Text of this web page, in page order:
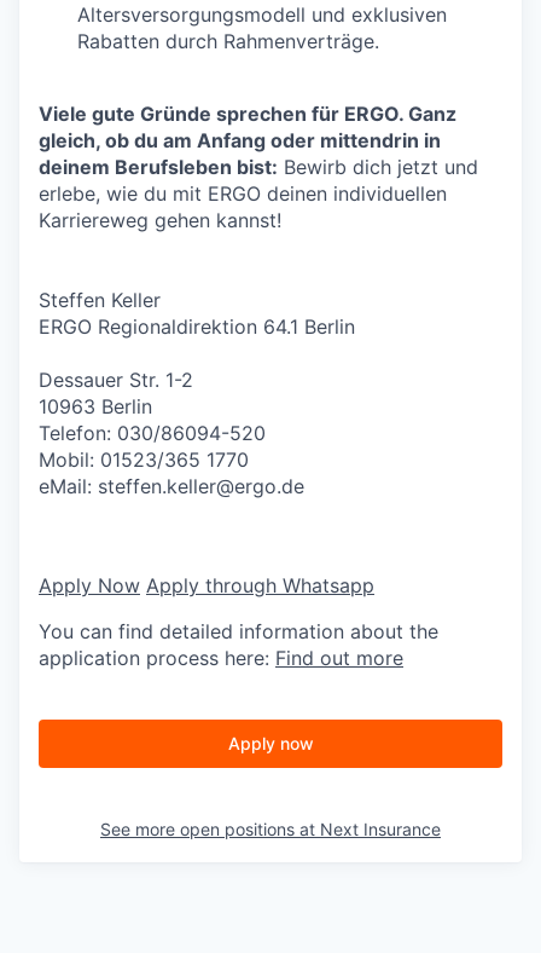
Altersversorgungsmodell und exklusiven
Rabatten durch Rahmenverträge.
Viele gute Gründe sprechen für ERGO. Ganz
gleich, ob du am Anfang oder mittendrin in
deinem Berufsleben bist: Bewirb dich jetzt und
erlebe, wie du mit ERGO deinen individuellen
Karriereweg gehen kannst!
Steffen Keller
ERGO Regionaldirektion 64.1 Berlin
Dessauer Str. 1-2
10963 Berlin
Telefon: 030/86094-520
Mobil: 01523/365 1770
eMail: steffen.keller@ergo.de
Apply Now Apply through Whatsapp
You can find detailed information about the
application process here: Find out more
Apply now
See more open positions at Next Insurance